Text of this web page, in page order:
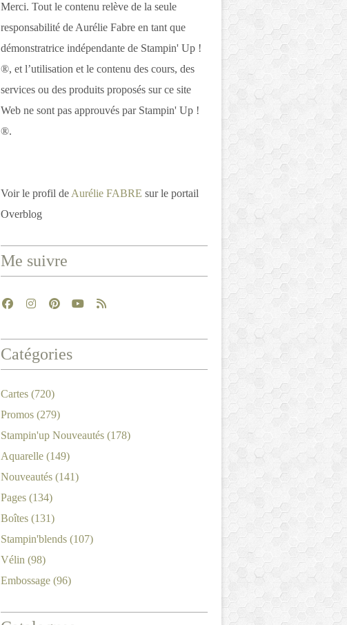
Merci. Tout le contenu relève de la seule
responsabilité de Aurélie Fabre en tant que
démonstratrice indépendante de Stampin' Up !
®, et l’utilisation et le contenu des cours, des
services ou des produits proposés sur ce site
Web ne sont pas approuvés par Stampin' Up !
®.
Voir le profil de Aurélie FABRE sur le portail
Overblog
Me suivre
Catégories
Cartes (720)
Promos (279)
Stampin'up Nouveautés (178)
Aquarelle (149)
Nouveautés (141)
Pages (134)
Boîtes (131)
Stampin'blends (107)
Vélin (98)
Embossage (96)